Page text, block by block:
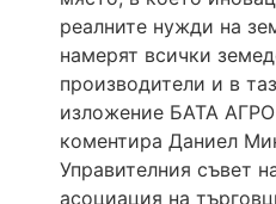
реалните нужди на
намерят всички
производители и в
изложение БАТА АГРО
коментира Даниел
Управителния съвет
асоциация на